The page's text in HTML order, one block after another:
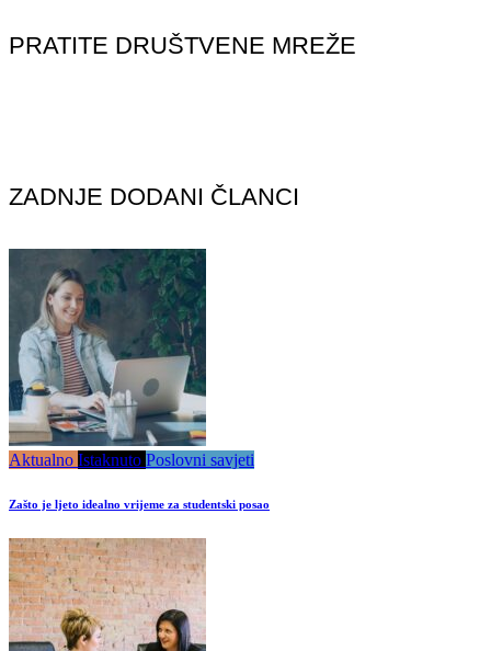
PRATITE DRUŠTVENE MREŽE
ZADNJE DODANI ČLANCI
Aktualno Istaknuto Poslovni savjeti
Zašto je ljeto idealno vrijeme za studentski posao